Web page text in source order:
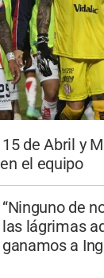
de Abril y
el equipo
“Ninguno de
las lágrimas
ganamos a